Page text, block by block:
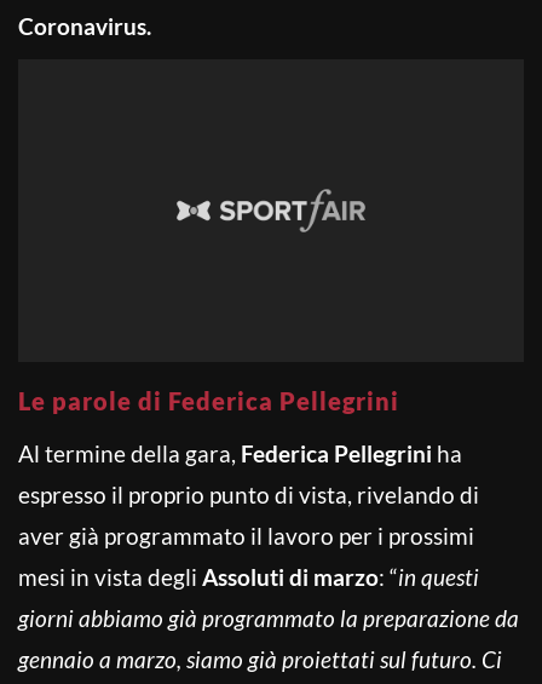
Coronavirus.
Le parole di Federica Pellegrini
Al termine della gara, Federica Pellegrini ha
espresso il proprio punto di vista, rivelando di
aver già programmato il lavoro per i prossimi
mesi in vista degli Assoluti di marzo: “in questi
giorni abbiamo già programmato la preparazione da
gennaio a marzo, siamo già proiettati sul futuro. Ci